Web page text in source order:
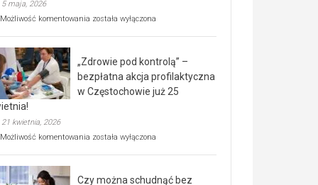
5 maja, 2026
Możliwość komentowania Rusza
rehabilitacji
dla
seniorów!
została wyłączona
„Zdrowie pod kontrolą” –
bezpłatna akcja profilaktyczna
w Częstochowie już 25
21 kwietnia, 2026
Możliwość komentowania „Zdrowie
bezpłatna
została wyłączona
Czy można schudnąć bez